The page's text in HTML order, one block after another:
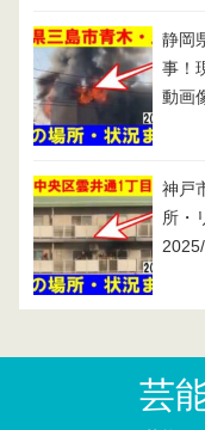
静岡
事！
動画
神戸
所・
芸